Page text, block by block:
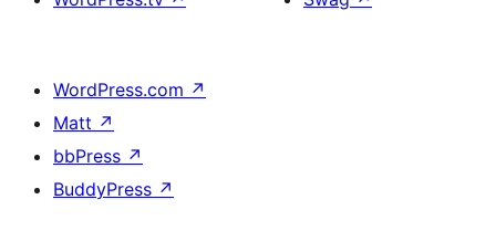
WordPress.com ↗
Matt ↗
bbPress ↗
BuddyPress ↗